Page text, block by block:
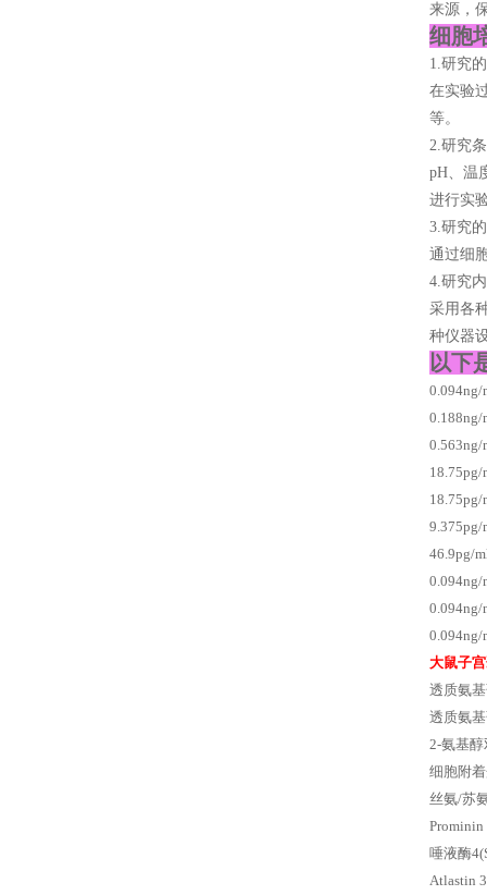
来源，
细胞
1.研究
在实验
等。
2.研究
pH、温
进行实
3.研究
通过细
4.研究
采用各
种仪器
以下
0.094ng/
0.188ng/
9.375pg/
46.9pg/
0.094ng/
0.094ng/
大鼠子
透质氨
透质氨
2-氨基醇
细胞附
丝氨/苏
唾液酶
Atlastin